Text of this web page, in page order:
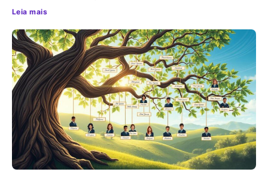
Leia mais